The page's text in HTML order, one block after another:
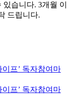
습니다. 3개월 이
드립니다.
프’ 독자참여마
프’ 독자참여마